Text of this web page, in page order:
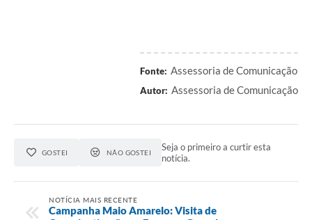
Fonte: Assessoria de Comunicação
Autor: Assessoria de Comunicação
GOSTEI NÃO GOSTEI
Seja o primeiro a curtir esta
notícia.
NOTÍCIA MAIS RECENTE
Campanha Maio Amarelo: Visita de